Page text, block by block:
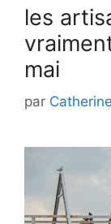
les
mai
par